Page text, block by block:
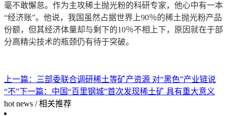
毫不敢懈怠。作为主攻稀土抛光粉的科研专家，他心中有一本
“经济账”。他说，我国虽然占据世界上90％的稀土抛光粉产品
份额，但其经济体量却与剩下的10％不相上下，原因就在于部
分高精尖技术的瓶颈仍有待于突破。
上一篇：
三部委联合调研稀土等矿产资源 对“黑色”产业链说
“不”下一篇： 中国“百里钢城”首次发现稀土矿 具有重大意义
hot news / 相关推荐